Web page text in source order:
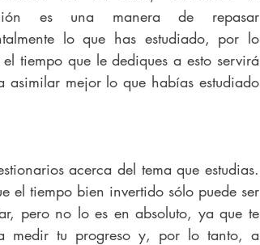
es una manera de repasar
lo que has estudiado, por lo
tiempo que le dediques a esto servirá
asimilar mejor lo que habías estudiado
acerca del tema que estudias.
el tiempo bien invertido sólo puede ser
pero no lo es en absoluto, ya que te
medir tu progreso y, por lo tanto, a